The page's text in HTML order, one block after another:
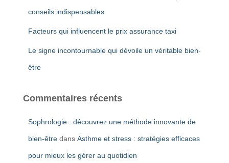
conseils indispensables
Facteurs qui influencent le prix assurance taxi
Le signe incontournable qui dévoile un véritable bien-
être
Commentaires récents
Sophrologie : découvrez une méthode innovante de
bien-être dans Asthme et stress : stratégies efficaces
pour mieux les gérer au quotidien